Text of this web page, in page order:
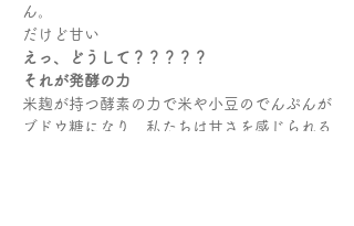
ん。
だけど甘い
えっ、どうして？？？？？
それが発酵の力
米麹が持つ酵素の力で米や小豆のでんぷんが
ブドウ糖になり、私たちは甘さを感じられる